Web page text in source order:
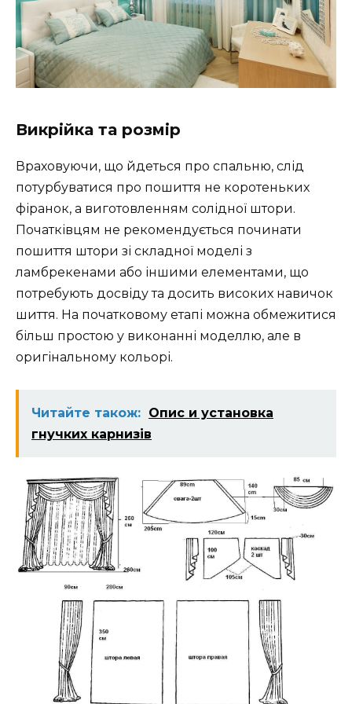
Викрійка та розмір
Враховуючи, що йдеться про спальню, слід
потурбуватися про пошиття не коротеньких
фіранок, а виготовленням солідної штори.
Початківцям не рекомендується починати
пошиття штори зі складної моделі з
ламбрекенами або іншими елементами, що
потребують досвіду та досить високих навичок
шиття. На початковому етапі можна обмежитися
більш простою у виконанні моделлю, але в
оригінальному кольорі.
Читайте також: Опис‌ ‌и‌ ‌установка‌
‌гнучких‌ ‌карнизів‌